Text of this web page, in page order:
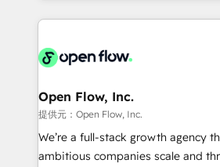
things are happening.
most effective way, while at the
integrated buyers journey. Elixir is
and Amsterdam. Elixir is a first mover and leader
when it comes to HubSpot sales
implementations, highly renowned
acumen, process (re-)design
Open Flow, Inc.
提供元：Open Flow, Inc.
We’re a full-stack growth agency
ambitious companies scale and thrive.